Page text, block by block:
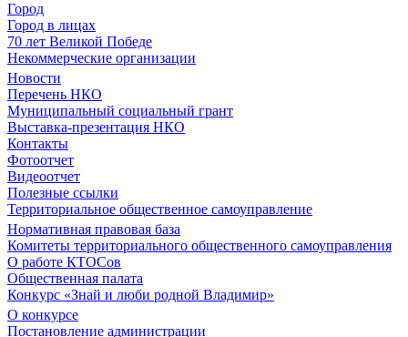
Город
Город в лицах
70 лет Великой Победе
Некоммерческие организации
Новости
Перечень НКО
Муниципальный социальный грант
Выставка-презентация НКО
Контакты
Фотоотчет
Видеоотчет
Полезные ссылки
Территориальное общественное самоуправление
Нормативная правовая база
Комитеты территориального общественного самоуправления
О работе КТОСов
Общественная палата
Конкурс «Знай и люби родной Владимир»
О конкурсе
Постановление администрации